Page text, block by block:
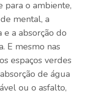
para o ambiente,
mental, a
a absorção do
E mesmo nas
espaços verdes
de água
ou o asfalto,